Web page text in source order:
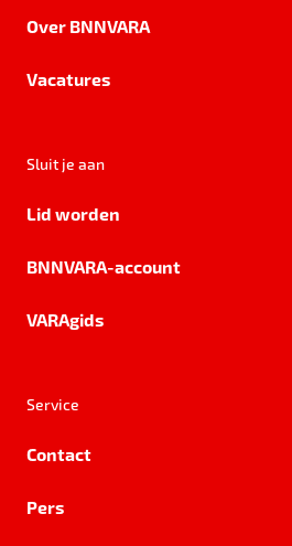
Over BNNVARA
Vacatures
Sluit je aan
Lid worden
BNNVARA-account
VARAgids
Service
Contact
Pers